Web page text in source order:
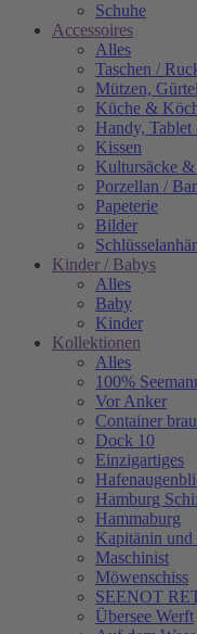
Schuhe
Accessoires
Alles
Taschen /
Mützen,
Küche &
Handy,
Kissen
Kultursäcke
Porzellan /
Papeterie
Bilder
Kinder / Babys
Alles
Baby
Kinder
Kollektionen
Alles
100%
Vor Anker
Container
Dock 10
Einzigartiges
Hamburg
Hammaburg
Kapitänin und
Maschinist
Möwenschiss
SEENOT
Übersee Werft